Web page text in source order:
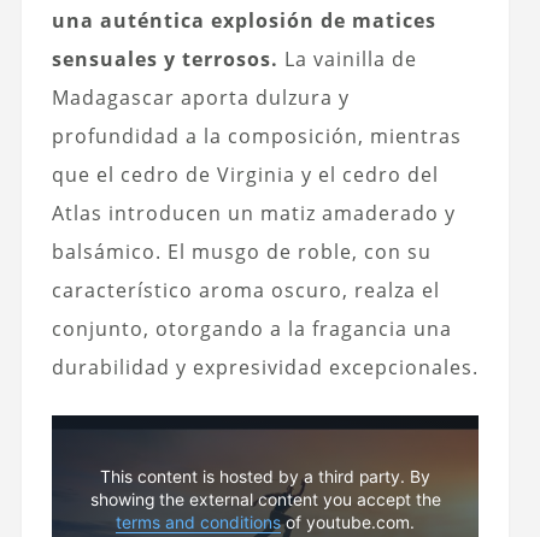
una auténtica explosión de matices
sensuales y terrosos. La vainilla de
Madagascar aporta dulzura y
profundidad a la composición, mientras
que el cedro de Virginia y el cedro del
Atlas introducen un matiz amaderado y
balsámico. El musgo de roble, con su
característico aroma oscuro, realza el
conjunto, otorgando a la fragancia una
durabilidad y expresividad excepcionales.
This content is hosted by a third party. By
showing the external content you accept the
terms and conditionsof youtube.com.